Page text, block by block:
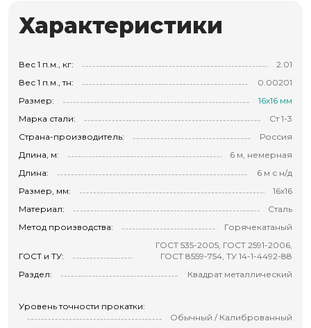
Характеристики
Вес 1 п.м., кг:
2.01
Вес 1 п.м., тн:
0.00201
Размер:
16х16 мм
Марка стали:
Ст 1-3
Страна-производитель:
Россия
Длина, м:
6 м, немерная
Длина:
6 м с н/д
Размер, мм:
16х16
Материал:
Сталь
Метод производства:
Горячекатаный
ГОСТ и ТУ:
ГОСТ 535-2005, ГОСТ 2591-2006,
ГОСТ 8559-754, ТУ 14-1-4492-88
Раздел:
Квадрат металлический
Уровень точности прокатки:
Обычный / Калиброванный